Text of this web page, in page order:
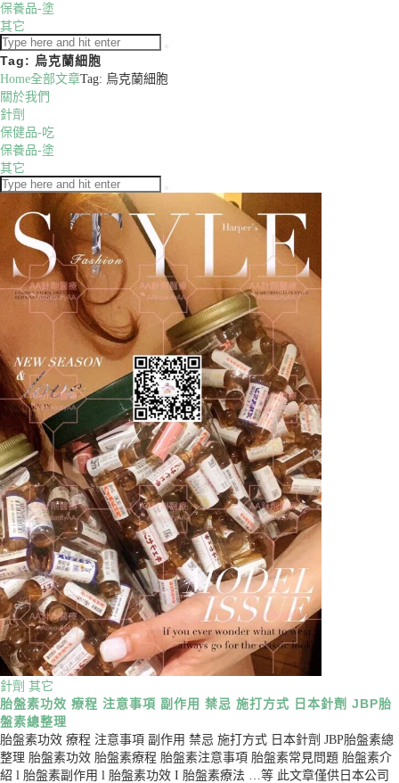
保養品-塗
其它
Tag: 烏克蘭細胞
Home全部文章Tag: 烏克蘭細胞
關於我們
針劑
保健品-吃
保養品-塗
其它
針劑 其它
胎盤素功效 療程 注意事項 副作用 禁忌 施打方式 日本針劑 JBP胎
盤素總整理
胎盤素功效 療程 注意事項 副作用 禁忌 施打方式 日本針劑 JBP胎盤素總
整理 胎盤素功效 胎盤素療程 胎盤素注意事項 胎盤素常見問題 胎盤素介
紹 l 胎盤素副作用 l 胎盤素功效 I 胎盤素療法 …等 此文章僅供日本公司